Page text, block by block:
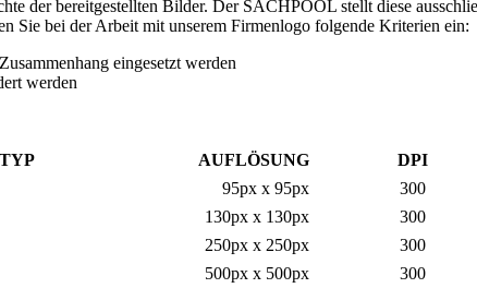
der bereitgestellten Bilder. Der SACHPOOL stellt diese
Sie bei der Arbeit mit unserem Firmenlogo folgende Kriterien ein:
eingesetzt werden
werden
AUFLÖSUNG DPI
95px x 95px 300
130px x 130px 300
250px x 250px 300
500px x 500px 300